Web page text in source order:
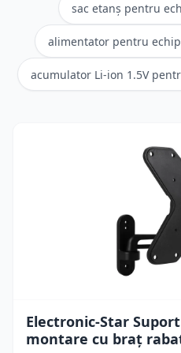
sac etanș pentru
alimentator pentru
acumulator Li-ion 1.5V
Electronic-Star
montare cu braț